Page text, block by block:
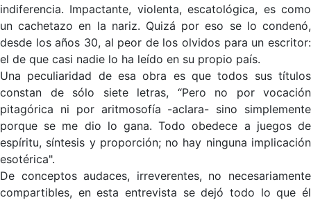
indiferencia. Impactante, violenta, escatológica, es como
un cachetazo en la nariz. Quizá por eso se lo condenó,
desde los años 30, al peor de los olvidos para un escritor:
el de que casi nadie lo ha leído en su propio país.
Una peculiaridad de esa obra es que todos sus títulos
constan de sólo siete letras, “Pero no por vocación
pitagórica ni por aritmosofía -aclara- sino simplemente
porque se me dio lo gana. Todo obedece a juegos de
espíritu, síntesis y proporción; no hay ninguna implicación
esotérica".
De conceptos audaces, irreverentes, no necesariamente
compartibles, en esta entrevista se dejó todo lo que él